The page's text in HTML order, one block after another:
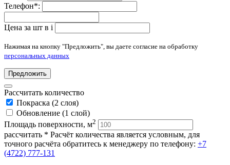
Телефон*:
Цена за шт в i
Нажимая на кнопку "Предложить", вы даете согласие на обработку
персональных данных
Предложить
Рассчитать количество
Покраска (2 слоя)
Обновление (1 слой)
Площадь поверхности, м2
рассчитать * Расчёт количества является условным, для
точного расчёта обратитесь к менеджеру по телефону: +7
(4722) 777-131